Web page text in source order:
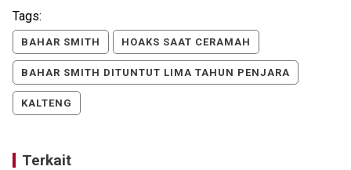
Tags:
BAHAR SMITH HOAKS SAAT CERAMAH
BAHAR SMITH DITUNTUT LIMA TAHUN PENJARA
KALTENG
Terkait